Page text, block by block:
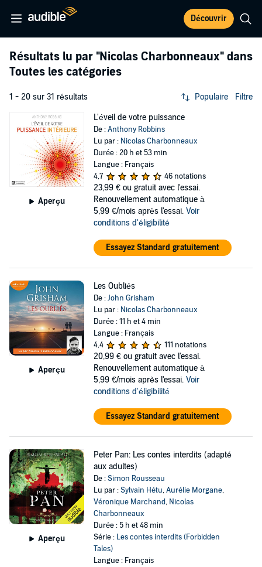
Découvrir
Résultats lu par "Nicolas Charbonneaux" dans
Toutes les catégories
1 - 20 sur 31 résultats Populaire Filtre
Aperçu
L'éveil de votre puissance
De :Anthony Robbins
Lu par : Nicolas Charbonneaux
Durée : 20 h et 53 min
Langue : Français
4,7
46 notations
23,99 € ou gratuit avec l'essai.
Renouvellement automatique à
5,99 €/mois après l'essai. Voir
conditions d'éligibilité
Essayez Standard gratuitement
Aperçu
Les Oubliés
De :John Grisham
Lu par : Nicolas Charbonneaux
Durée : 11 h et 4 min
Langue : Français
4,4
111 notations
20,99 € ou gratuit avec l'essai.
Renouvellement automatique à
5,99 €/mois après l'essai. Voir
conditions d'éligibilité
Essayez Standard gratuitement
Aperçu
Peter Pan: Les contes interdits (adapté
aux adultes)
De :Simon Rousseau
Lu par :Sylvain Hétu,Aurélie Morgane,
Véronique Marchand, Nicolas
Charbonneaux
Durée : 5 h et 48 min
Série : Les contes interdits (Forbidden
Tales)
Langue : Français